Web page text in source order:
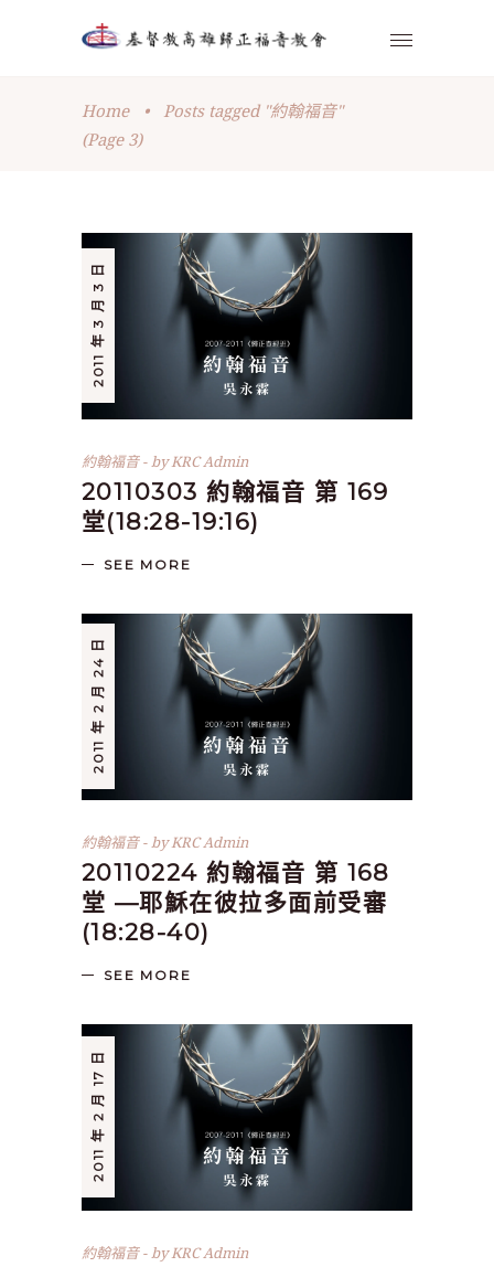
Home •
Posts tagged "約翰福音"
(Page 3)
2011 年 3 月 3 日
約翰福音 byKRC Admin
20110303 約翰福音 第 169
堂(18:28-19:16)
SEE MORE
2011 年 2 月 24 日
約翰福音 byKRC Admin
20110224 約翰福音 第 168
堂 —耶穌在彼拉多面前受審
(18:28-40)
SEE MORE
2011 年 2 月 17 日
約翰福音 byKRC Admin